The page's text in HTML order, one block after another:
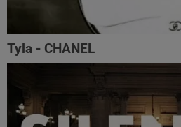
Tyla - CHANEL